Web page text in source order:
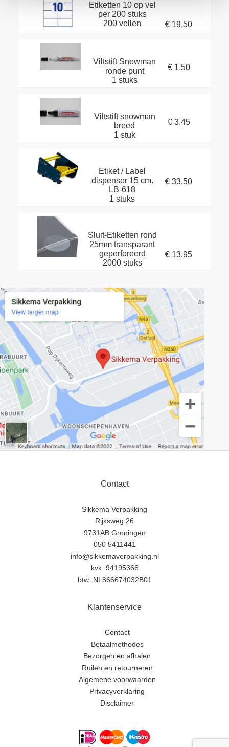
Etiketten 10 op vel
per 200 stuks
200 vellen
€ 19,50
Viltstift Snowman
ronde punt
1 stuks
€ 1,50
Viltstift snowman
breed
1 stuk
€ 3,45
Etiket / Label
dispenser 15 cm.
LB-618
1 stuks
€ 33,50
Sluit-Etiketten rond
25mm transparant
geperforeerd
2000 stuks
€ 13,95
Contact
Sikkema Verpakking
Rijksweg 26
9731AB Groningen
050 5411441
info@sikkemaverpakking.nl
kvk: 94195366
btw: NL866674032B01
Klantenservice
Contact
Betaalmethodes
Bezorgen en afhalen
Ruilen en retourneren
Algemene voorwaarden
Privacyverklaring
Disclaimer